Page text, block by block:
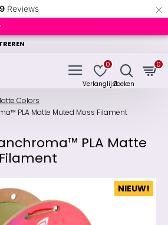
Reviews ×
0 0
Colors
PLA Matte Muted Moss Filament
PLA Matte
NIEUW!